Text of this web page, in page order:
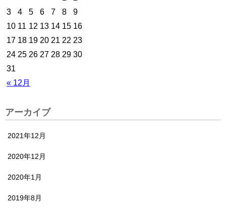
« 12月
3
4 5 6 7 8
9
10 11 12 13 14 15 16
17 18 19 20 21 22 23
24 25 26 27 28 29 30
31
アーカイブ
2021年12月
2020年12月
2020年1月
2019年8月